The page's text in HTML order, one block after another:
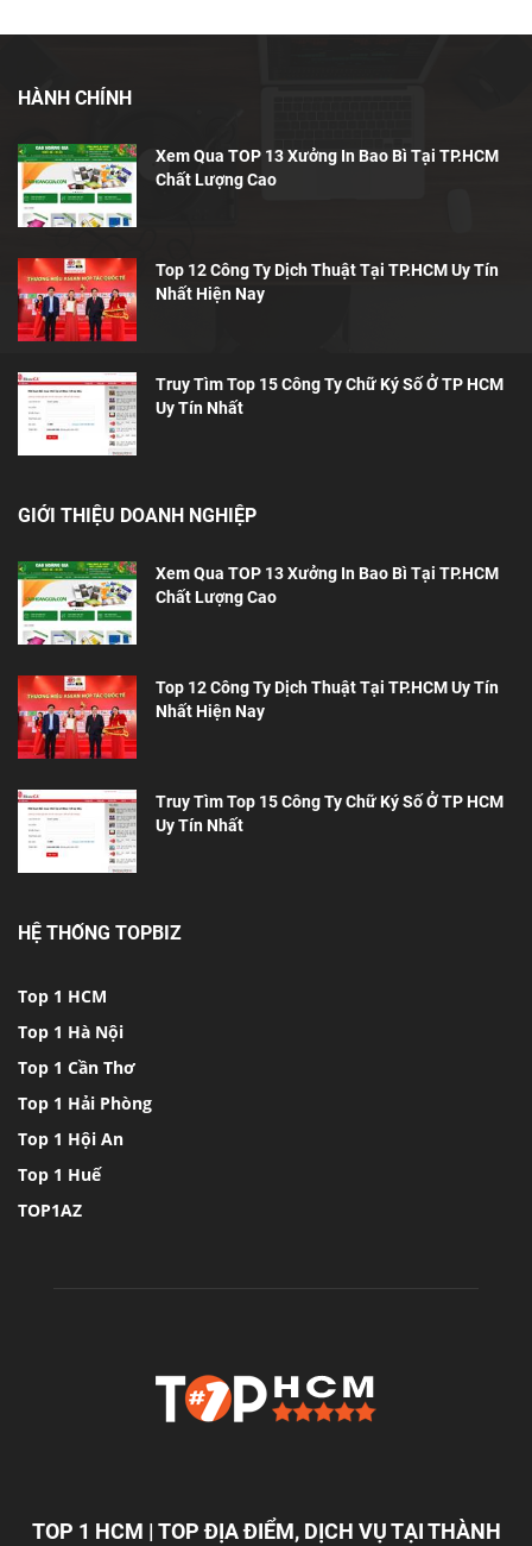
HÀNH CHÍNH
Xem Qua TOP 13 Xưởng In Bao Bì Tại TP.HCM
Chất Lượng Cao
Top 12 Công Ty Dịch Thuật Tại TP.HCM Uy Tín
Nhất Hiện Nay
Truy Tìm Top 15 Công Ty Chữ Ký Số Ở TP HCM
Uy Tín Nhất
GIỚI THIỆU DOANH NGHIỆP
Xem Qua TOP 13 Xưởng In Bao Bì Tại TP.HCM
Chất Lượng Cao
Top 12 Công Ty Dịch Thuật Tại TP.HCM Uy Tín
Nhất Hiện Nay
Truy Tìm Top 15 Công Ty Chữ Ký Số Ở TP HCM
Uy Tín Nhất
HỆ THỐNG TOPBIZ
Top 1 HCM
Top 1 Hà Nội
Top 1 Cần Thơ
Top 1 Hải Phòng
Top 1 Hội An
Top 1 Huế
TOP1AZ
TOP 1 HCM | TOP ĐỊA ĐIỂM, DỊCH VỤ TẠI THÀNH